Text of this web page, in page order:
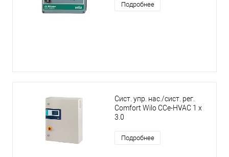
Подробнее
Сист. упр. нас./сист. рег.
Comfort Wilo CCe-HVAC 1 x
3.0
Подробнее